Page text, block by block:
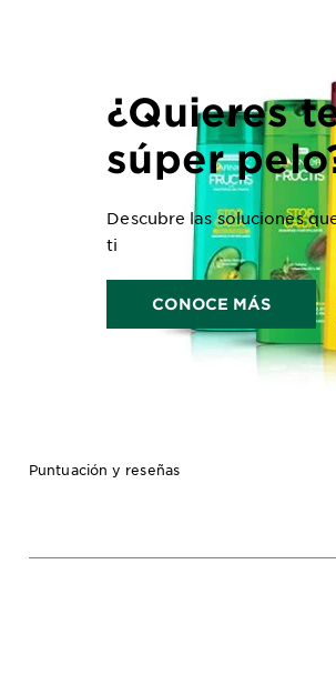
¿Quieres
súper
Descubre las soluciones
ti
CONOCE MÁS
Puntuación y reseñas